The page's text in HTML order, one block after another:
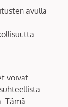
avulla
voivat
Tämä